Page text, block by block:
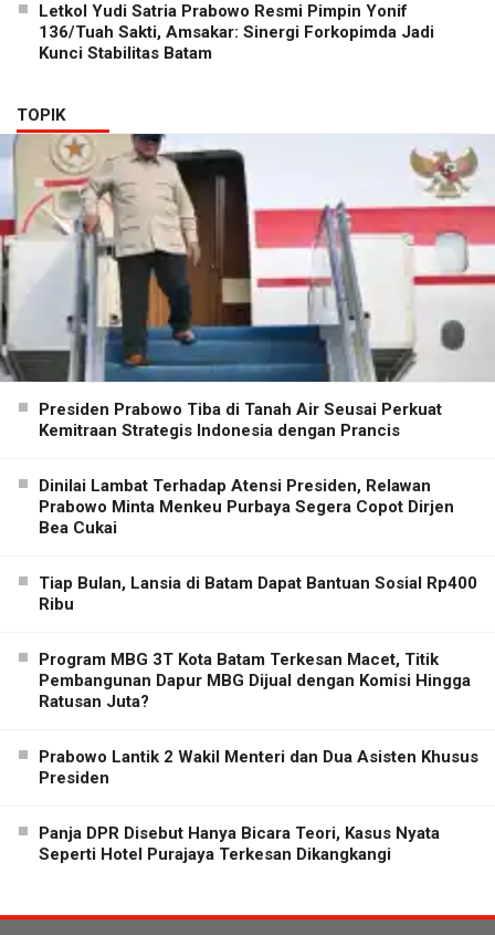
Letkol Yudi Satria Prabowo Resmi Pimpin Yonif
136/Tuah Sakti, Amsakar: Sinergi Forkopimda Jadi
Kunci Stabilitas Batam
TOPIK
Presiden Prabowo Tiba di Tanah Air Seusai Perkuat
Kemitraan Strategis Indonesia dengan Prancis
Dinilai Lambat Terhadap Atensi Presiden, Relawan
Prabowo Minta Menkeu Purbaya Segera Copot Dirjen
Bea Cukai
Tiap Bulan, Lansia di Batam Dapat Bantuan Sosial Rp400
Ribu
Program MBG 3T Kota Batam Terkesan Macet, Titik
Pembangunan Dapur MBG Dijual dengan Komisi Hingga
Ratusan Juta?
Prabowo Lantik 2 Wakil Menteri dan Dua Asisten Khusus
Presiden
Panja DPR Disebut Hanya Bicara Teori, Kasus Nyata
Seperti Hotel Purajaya Terkesan Dikangkangi